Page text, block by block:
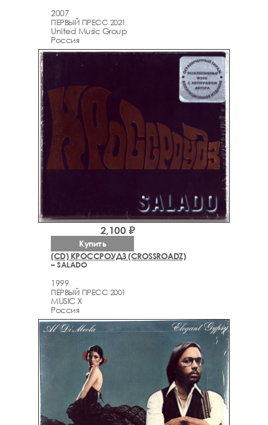
2007
ПЕРВЫЙ ПРЕСС 2021
United Music Group
Россия
(CD) КРОССРОУДЗ (CROSSROADZ)
– SALADO
1999
ПЕРВЫЙ ПРЕСС 2001
MUSIC X
Россия
2,100 ₽
Купить